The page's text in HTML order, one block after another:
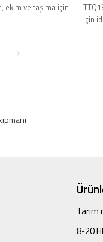
ekim ve taşıma için
için
8-20